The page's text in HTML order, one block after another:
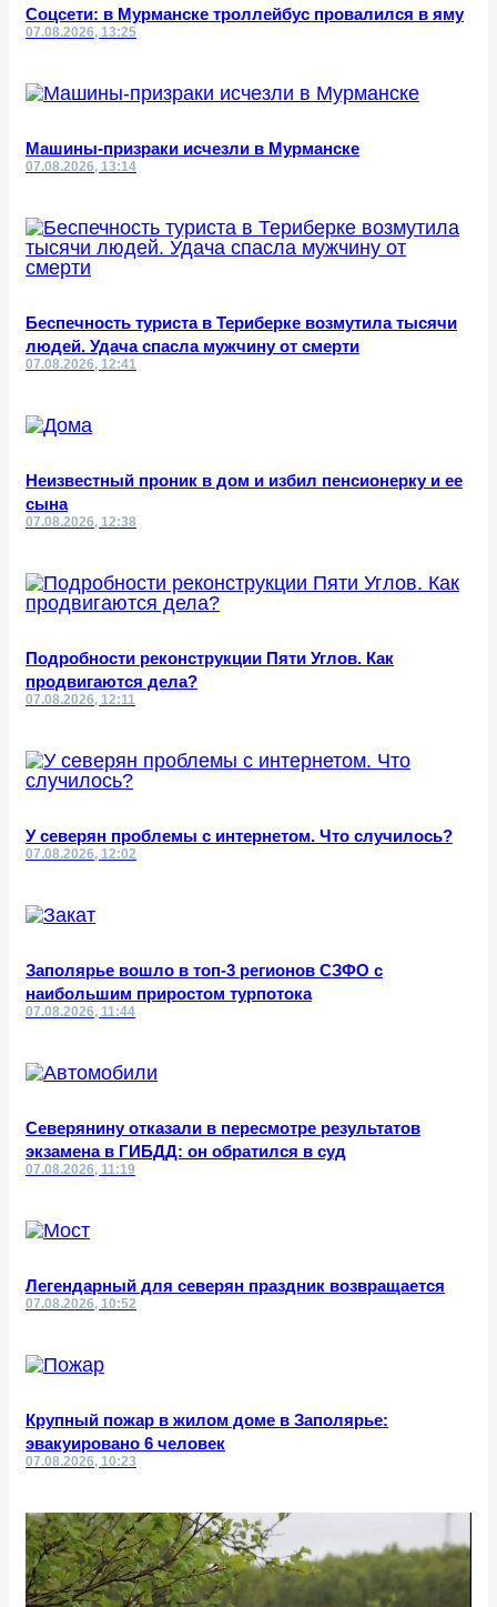
Соцсети: в Мурманске троллейбус провалился в яму
07.08.2026, 13:25
Машины-призраки исчезли в Мурманске
07.08.2026, 13:14
Беспечность туриста в Териберке возмутила тысячи
людей. Удача спасла мужчину от смерти
07.08.2026, 12:41
Неизвестный проник в дом и избил пенсионерку и ее
сына
07.08.2026, 12:38
Подробности реконструкции Пяти Углов. Как
продвигаются дела?
07.08.2026, 12:11
У северян проблемы с интернетом. Что случилось?
07.08.2026, 12:02
Заполярье вошло в топ-3 регионов СЗФО с
наибольшим приростом турпотока
07.08.2026, 11:44
Северянину отказали в пересмотре результатов
экзамена в ГИБДД: он обратился в суд
07.08.2026, 11:19
Легендарный для северян праздник возвращается
07.08.2026, 10:52
Крупный пожар в жилом доме в Заполярье:
эвакуировано 6 человек
07.08.2026, 10:23